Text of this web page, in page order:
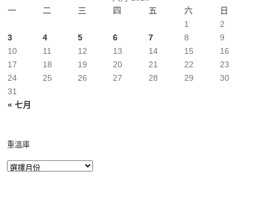
一
二 三 四 五 六 日
« 七月
1
2
3
4 5 6 7 8
9
10
11 12 13 14 15
16
17
18 19 20 21 22
23
24
25 26 27 28 29
30
31
重溫庫